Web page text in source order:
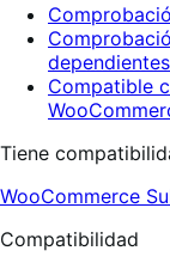
Compatible
Tiene
WooCommerce
Compatibilidad